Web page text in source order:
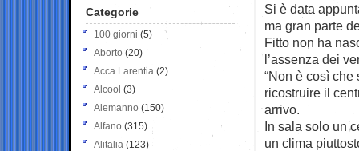
Si è data
ma gran parte
Fitto non ha
l’assenza dei
“Non è così
ricostruire il
arrivo.
In sala solo un
un clima
Categorie
100 giorni (5)
Aborto (20)
Acca Larentia (2)
Alcool (3)
Alemanno (150)
Alfano (315)
Alitalia (123)